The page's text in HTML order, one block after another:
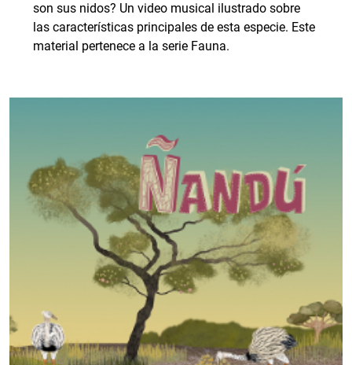
son sus nidos? Un video musical ilustrado sobre
las características principales de esta especie. Este
material pertenece a la serie Fauna.